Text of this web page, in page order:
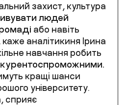
захист, культура
людей
або навіть
аналітикиня Ірина
навчання робить
кращі шанси
університету.
сприяє